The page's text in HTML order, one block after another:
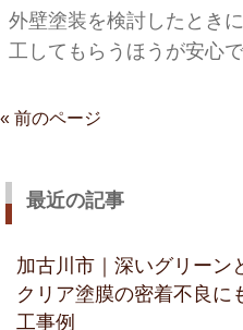
外壁塗装を検討したとき
工してもらうほうが安心で
« 前のページ
最近の記事
加古川市｜深いグリーン
クリア塗膜の密着不良に
工事例